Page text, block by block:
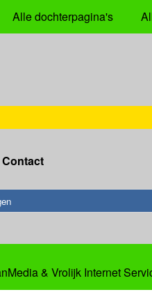
Alle dochterpagina's
Contact
& Vrolijk Internet